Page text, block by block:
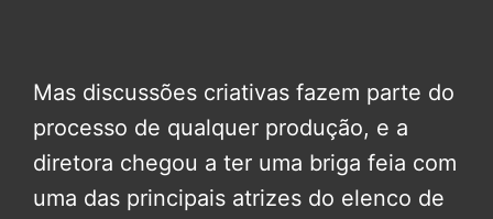
Mas discussões criativas fazem parte do
processo de qualquer produção, e a
diretora chegou a ter uma briga feia com
uma das principais atrizes do elenco de